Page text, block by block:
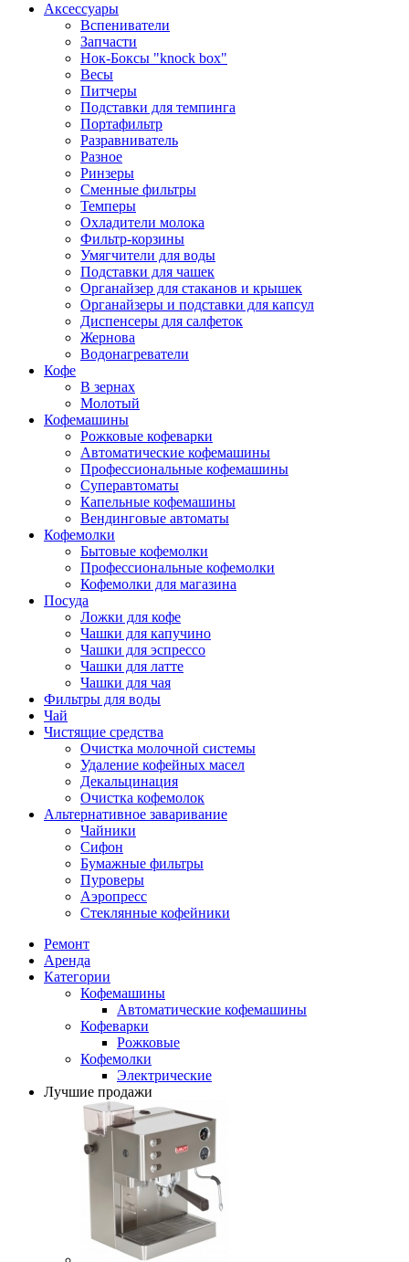
Аксессуары
Вспениватели
Запчасти
Нок-Боксы "knock box"
Весы
Питчеры
Подставки для темпинга
Портафильтр
Разравниватель
Разное
Ринзеры
Сменные фильтры
Темперы
Охладители молока
Фильтр-корзины
Умягчители для воды
Подставки для чашек
Органайзер для стаканов и крышек
Органайзеры и подставки для капсул
Диспенсеры для салфеток
Жернова
Водонагреватели
Кофе
В зернах
Молотый
Кофемашины
Рожковые кофеварки
Автоматические кофемашины
Профессиональные кофемашины
Суперавтоматы
Капельные кофемашины
Вендинговые автоматы
Кофемолки
Бытовые кофемолки
Профессиональные кофемолки
Кофемолки для магазина
Посуда
Ложки для кофе
Чашки для капучино
Чашки для эспрессо
Чашки для латте
Чашки для чая
Фильтры для воды
Чай
Чистящие средства
Очистка молочной системы
Удаление кофейных масел
Декальцинация
Очистка кофемолок
Альтернативное заваривание
Чайники
Сифон
Бумажные фильтры
Пуроверы
Аэропресс
Стеклянные кофейники
Ремонт
Аренда
Категории
Кофемашины
Автоматические кофемашины
Кофеварки
Рожковые
Кофемолки
Электрические
Лучшие продажи